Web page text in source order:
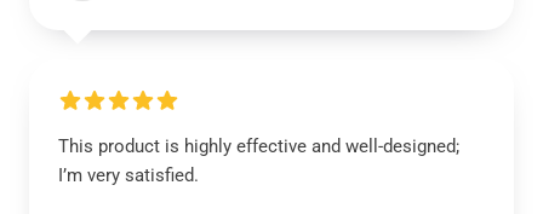
This product is highly effective and well-designed;
I’m very satisfied.